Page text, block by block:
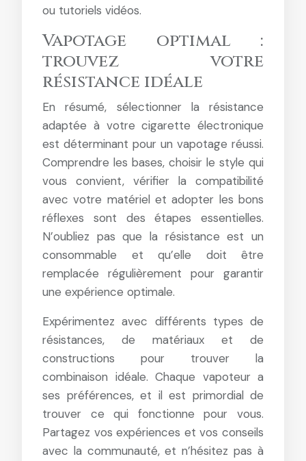
ou tutoriels vidéos.
Vapotage optimal :
trouvez votre
résistance idéale
En résumé, sélectionner la résistance
adaptée à votre cigarette électronique
est déterminant pour un vapotage réussi.
Comprendre les bases, choisir le style qui
vous convient, vérifier la compatibilité
avec votre matériel et adopter les bons
réflexes sont des étapes essentielles.
N’oubliez pas que la résistance est un
consommable et qu’elle doit être
remplacée régulièrement pour garantir
une expérience optimale.
Expérimentez avec différents types de
résistances, de matériaux et de
constructions pour trouver la
combinaison idéale. Chaque vapoteur a
ses préférences, et il est primordial de
trouver ce qui fonctionne pour vous.
Partagez vos expériences et vos conseils
avec la communauté, et n’hésitez pas à